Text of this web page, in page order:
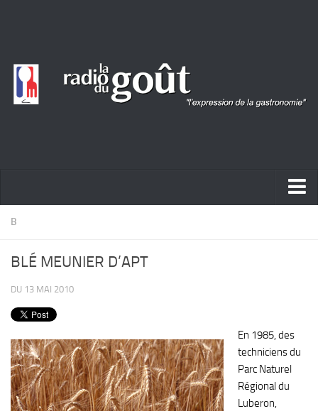
ACTUALITÉ
PRODUITS
RECETTES
Entrées
Plats
B
BLÉ MEUNIER D’APT
DU 13 MAI 2010
En 1985, des
techniciens du
Parc Naturel
Régional du
Luberon,